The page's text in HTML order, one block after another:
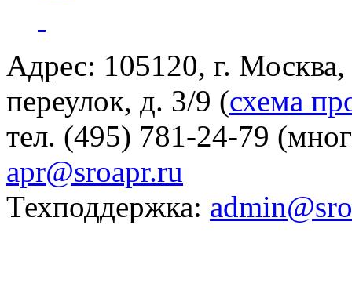
Адрес: 105120, г.
переулок, д. 3/9 (схема
тел. (495) 781-24-79
apr@sroapr.ru
Техподдержка: